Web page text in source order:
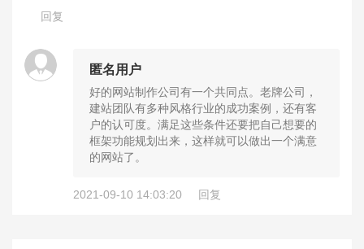
回复
匿名用户
好的网站制作公司有一个共同点。老牌公司，
建站团队有多种风格行业的成功案例，还有客
户的认可度。满足这些条件还要把自己想要的
框架功能规划出来，这样就可以做出一个满意
的网站了。
2021-09-10 14:03:20 回复